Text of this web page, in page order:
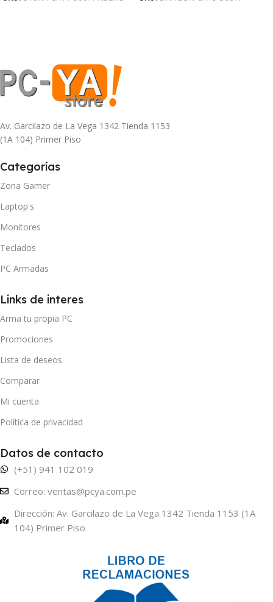
Av. Garcilazo de La Vega 1342 Tienda 1153
(1A 104) Primer Piso
Categorías
Zona Gamer
Laptop's
Monitores
Teclados
PC Armadas
Links de interes
Arma tu propia PC
Promociones
Lista de deseos
Comparar
Mi cuenta
Política de privacidad
Datos de contacto
(+51) 941 102 019
Correo: ventas@pcya.com.pe
Dirección: Av. Garcilazo de La Vega 1342 Tienda 1153 (1A
104) Primer Piso